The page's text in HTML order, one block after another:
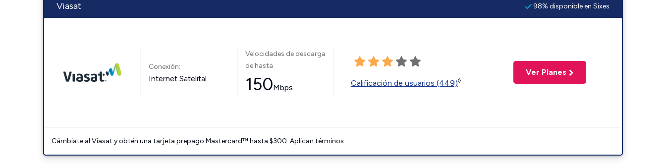
Viasat 98% disponible en Sixes
Conexión:
Internet Satelital
Velocidades de descarga
de hasta
150Mbps Calificación de usuarios (449)◊
Ver Planes
Cámbiate al Viasat y obtén una tarjeta prepago Mastercard™ hasta $300. Aplican términos.